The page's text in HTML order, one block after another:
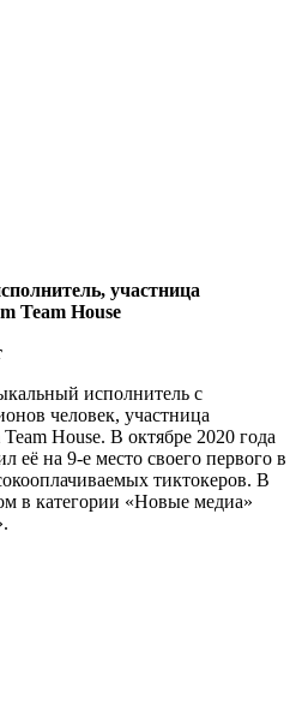
участница
Team House
исполнитель с
человек, участница
House. В октябре 2020 года
её на 9-е место своего первого в
тиктокеров. В
в категории «Новые медиа»